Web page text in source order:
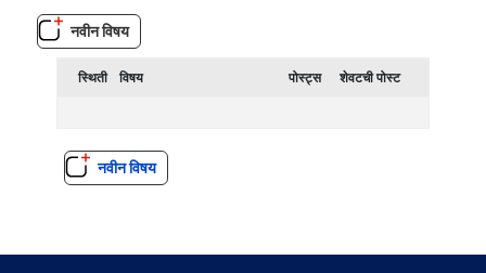
नवीन विषय
स्थिती विषय पोस्ट्स शेवटची पोस्ट
नवीन विषय